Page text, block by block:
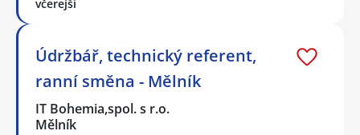
včerejší
Údržbář, technický referent,
ranní směna - Mělník
IT Bohemia,spol. s r.o.
Mělník